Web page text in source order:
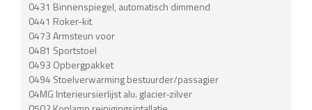
0431 Binnenspiegel, automatisch dimmend
0441 Roker-kit
0473 Armsteun voor
0481 Sportstoel
0493 Opbergpakket
0494 Stoelverwarming bestuurder/passagier
04MG Interieursierlijst alu. glacier-zilver